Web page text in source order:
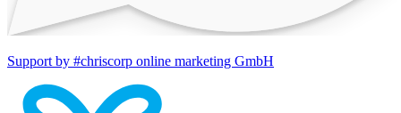
Support by #chriscorp online marketing GmbH